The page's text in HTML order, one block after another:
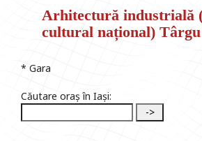
Arhitectură industrială
cultural național)
* Gara
Căutare oraș în Iași: